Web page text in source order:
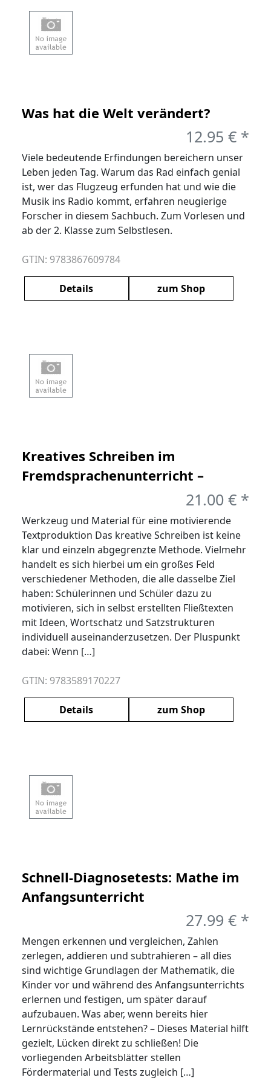
Was hat die Welt verändert?
12.95 € *
Viele bedeutende Erfindungen bereichern unser
Leben jeden Tag. Warum das Rad einfach genial
ist, wer das Flugzeug erfunden hat und wie die
Musik ins Radio kommt, erfahren neugierige
Forscher in diesem Sachbuch. Zum Vorlesen und
ab der 2. Klasse zum Selbstlesen.
GTIN: 9783867609784
Details zum Shop
Kreatives Schreiben im
Fremdsprachenunterricht –
Wortschatz, Textstruktrur,
Analytik, Ideengenerierung
21.00 € *
Werkzeug und Material für eine motivierende
Textproduktion Das kreative Schreiben ist keine
klar und einzeln abgegrenzte Methode. Vielmehr
handelt es sich hierbei um ein großes Feld
verschiedener Methoden, die alle dasselbe Ziel
haben: Schülerinnen und Schüler dazu zu
motivieren, sich in selbst erstellten Fließtexten
mit Ideen, Wortschatz und Satzstrukturen
individuell auseinanderzusetzen. Der Pluspunkt
dabei: Wenn […]
GTIN: 9783589170227
Details zum Shop
Schnell-Diagnosetests: Mathe im
Anfangsunterricht
27.99 € *
Mengen erkennen und vergleichen, Zahlen
zerlegen, addieren und subtrahieren – all dies
sind wichtige Grundlagen der Mathematik, die
Kinder vor und während des Anfangsunterrichts
erlernen und festigen, um später darauf
aufzubauen. Was aber, wenn bereits hier
Lernrückstände entstehen? – Dieses Material hilft
gezielt, Lücken direkt zu schließen! Die
vorliegenden Arbeitsblätter stellen
Fördermaterial und Tests zugleich […]